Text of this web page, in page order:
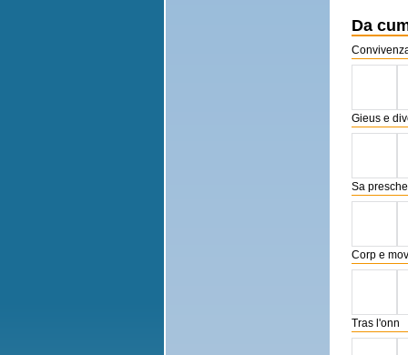
Da
Gieus e
Sa
Corp e
Tras l'onn